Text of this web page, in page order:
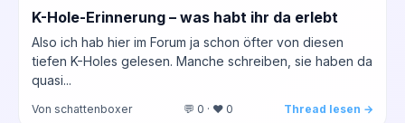
K-Hole-Erinnerung – was habt ihr da erlebt
Also ich hab hier im Forum ja schon öfter von diesen
tiefen K-Holes gelesen. Manche schreiben, sie haben da
quasi...
Von schattenboxer 💬 0 · ❤️ 0 Thread lesen →